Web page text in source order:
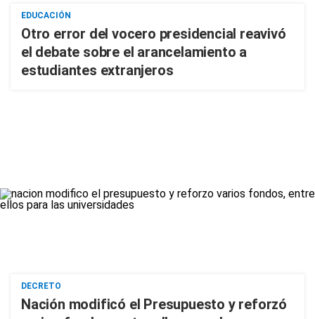
EDUCACIÓN
Otro error del vocero presidencial reavivó
el debate sobre el arancelamiento a
estudiantes extranjeros
DECRETO
Nación modificó el Presupuesto y reforzó